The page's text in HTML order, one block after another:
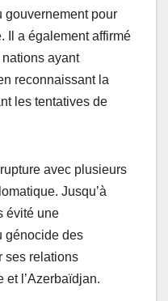
gouvernement pour
Il a également affirmé
ayant
reconnaissant la
les tentatives de
avec plusieurs
Jusqu’à
évité une
génocide des
ses relations
et l’Azerbaïdjan.